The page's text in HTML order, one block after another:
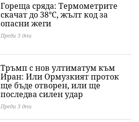
Гореща сряда: Термометрите
скачат до 38°C, жълт код за
опасни жеги
Преди 3 дни
Тръмп с нов ултиматум към
Иран: Или Ормузкият проток
ще бъде отворен, или ще
последва силен удар
Преди 3 дни